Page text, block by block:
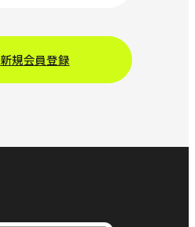
新規会員登録